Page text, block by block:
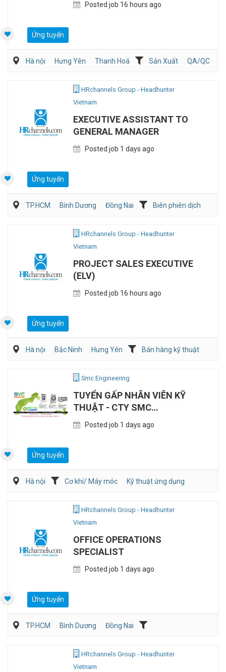
Posted job 16 hours ago
Ứng tuyển
Hà nội Hưng Yên Thanh Hoá Sản Xuất
QA/QC
HRchannels Group - Headhunter
Vietnam
EXECUTIVE ASSISTANT TO
GENERAL MANAGER
Posted job 1 days ago
Ứng tuyển
TP.HCM Bình Dương Đồng Nai
Biên phiên dịch
HRchannels Group - Headhunter
Vietnam
PROJECT SALES EXECUTIVE
(ELV)
Posted job 16 hours ago
Ứng tuyển
Hà nội Bắc Ninh Hưng Yên
Bán hàng kỹ thuật
Smc Engineering
TUYỂN GẤP NHÂN VIÊN KỸ
THUẬT - CTY SMC
ENGINEERING
Posted job 1 days ago
Ứng tuyển
Hà nội Cơ khí/ Máy móc
Kỹ thuật ứng dụng
HRchannels Group - Headhunter
Vietnam
OFFICE OPERATIONS
SPECIALIST
Posted job 1 days ago
Ứng tuyển
TP.HCM Bình Dương
Đồng Nai
HRchannels Group - Headhunter
Vietnam